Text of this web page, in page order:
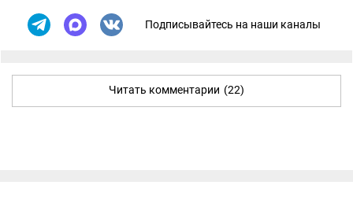
Подписывайтесь на наши каналы
Читать комментарии (22)